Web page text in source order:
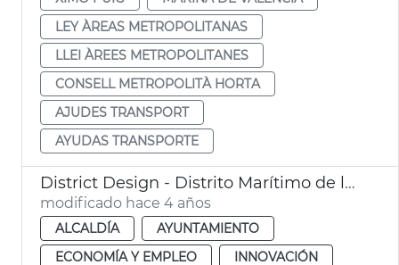
LEY ÀREAS METROPOLITANAS
LLEI ÀREES METROPOLITANES
CONSELL METROPOLITÀ HORTA
AJUDES TRANSPORT
AYUDAS TRANSPORTE
District Design - Distrito Marítimo de la Innovación y la Creatividad
modificado hace 4 años
ALCALDÍA
AYUNTAMIENTO
ECONOMÍA Y EMPLEO
INNOVACIÓN